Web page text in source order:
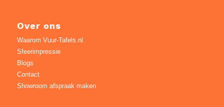
Over ons
Waarom Vuur-Tafels.nl
Sfeerimpressie
Blogs
Contact
Showroom afspraak maken